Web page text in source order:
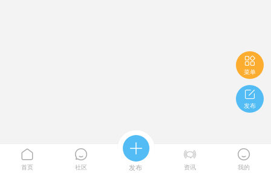

菜单

发布

首页

社区

发布

资讯

我的